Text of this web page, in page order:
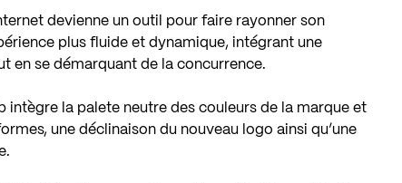
devienne un outil pour faire rayonner son
plus fluide et dynamique, intégrant une
en se démarquant de la concurrence.
intègre la palete neutre des couleurs de la marque et
une déclinaison du nouveau logo ainsi qu’une